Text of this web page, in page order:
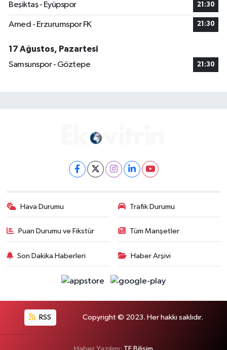
Beşiktaş - Eyüpspor 21:30
Amed - Erzurumspor FK 21:30
17 Ağustos, Pazartesi
Samsunspor - Göztepe
21:30
Hava Durumu Trafik Durumu
Puan Durumu ve Fikstür Tüm Manşetler
Son Dakika Haberleri Haber Arşivi
RSS Copyright © 2023. Her hakkı saklıdır.